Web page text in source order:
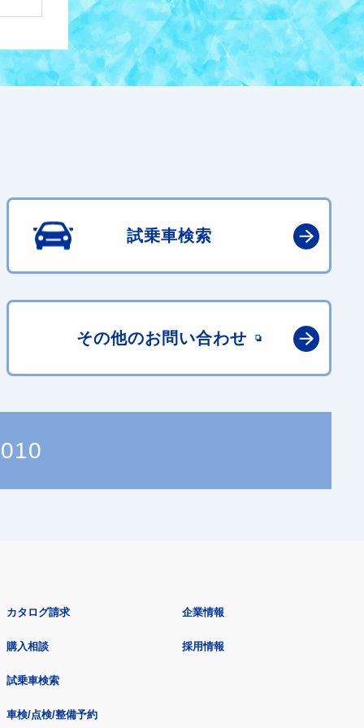
試乗車検索
その他のお問い合わせ
カタログ請求
購入相談
試乗車検索
車検/点検/整備予約
企業情報
採用情報